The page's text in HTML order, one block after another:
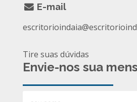
E-mail
Tire suas dúvidas
Envie-nos sua